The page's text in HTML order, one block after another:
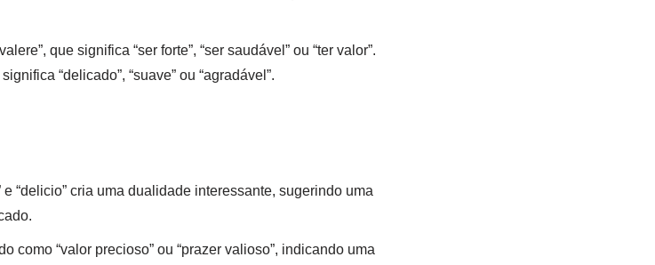
que significa “ser forte”, “ser saudável” ou “ter valor”.
“delicado”, “suave” ou “agradável”.
e “delicio” cria uma dualidade interessante, sugerindo uma
como “valor precioso” ou “prazer valioso”, indicando uma